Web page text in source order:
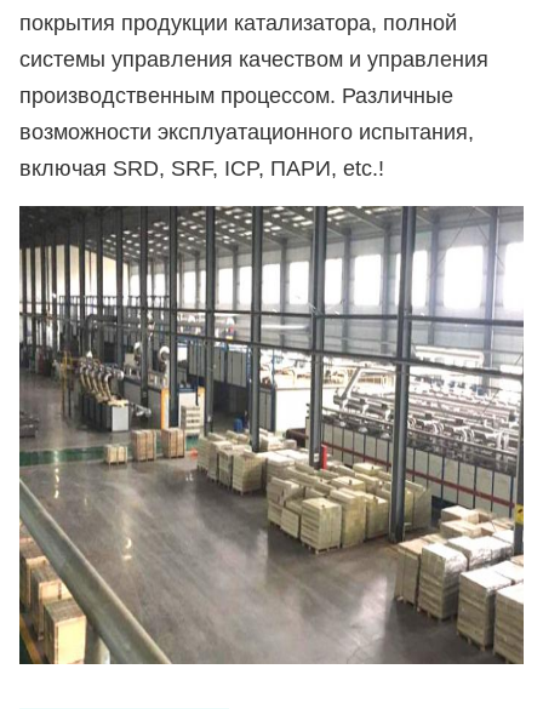
покрытия продукции катализатора, полной
системы управления качеством и управления
производственным процессом. Различные
возможности эксплуатационного испытания,
включая SRD, SRF, ICP, ПАРИ, etc.!